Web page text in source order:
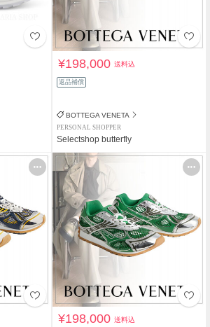
¥198,000送料込
返品補償
BOTTEGA VENETA
PERSONAL SHOPPER
Selectshop butterfly
¥198,000送料込